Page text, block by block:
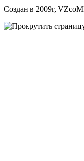
Создан в 2009г,